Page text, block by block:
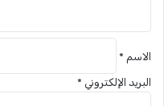
الاسم *
البريد الإلكتروني *